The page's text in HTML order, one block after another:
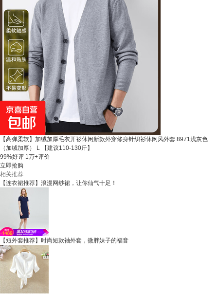
【高弹柔软】加绒加厚毛衣开衫休闲新款外穿修身针织衫休闲风外套 8971浅灰色
（加绒加厚） L 【建议110-130斤】
99%好评 1万+评价
立即抢购
相关推荐
【连衣裙推荐】浪漫网纱裙，让你仙气十足！
【短外套推荐】时尚短款袖外套，微胖妹子的福音